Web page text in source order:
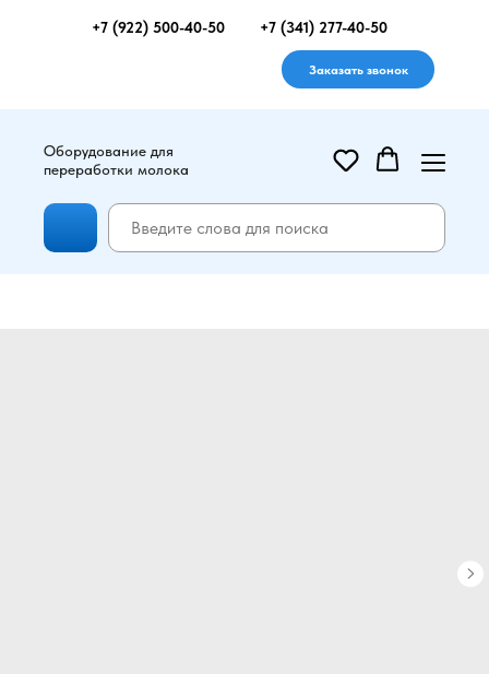
+7 (922) 500-40-50 +7 (341) 277-40-50
Заказать звонок
Оборудование для
переработки молока